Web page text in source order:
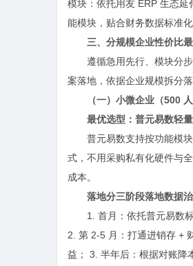
模块：依托用友 ERP 生态
能模块，贴合财务数据标准
三、分规模企业性价比
遵循急用先行、模块分
案落地，依据企业规模拆分
（一）小微企业（500
最优选型：普元易数轻
普元易数支持按功能模
式，不用采购私有化硬件与
成本。
落地分三阶段落地数据
1. 首月：依托普元易数
2. 第 2-5 月：打通进销存 +
益； 3. 半年后：根据对账降